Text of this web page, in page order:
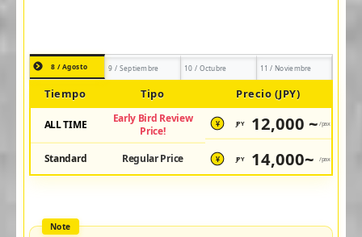
8 / Agosto 9 / Septiembre 10 / Octubre 11 / Noviembre
Tiempo Tipo Precio (JPY)
ALL TIME
Early Bird Review
Price!
¥ JPY 12,000 ~ /pax
Standard Regular Price ¥ JPY 14,000~ /pax